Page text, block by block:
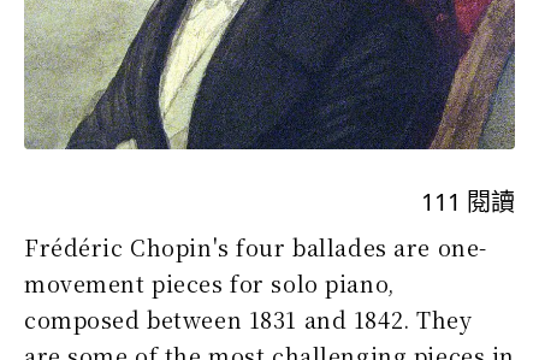
111 閱讀
Frédéric Chopin's four ballades are one-
movement pieces for solo piano,
composed between 1831 and 1842. They